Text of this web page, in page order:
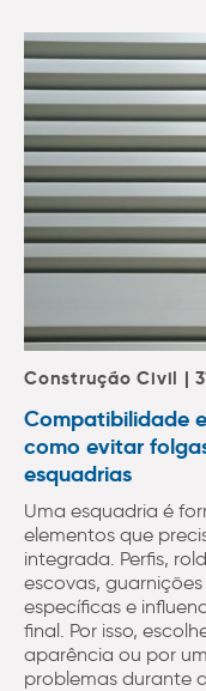
Construção Civil |
Compatibilidade
como evitar
esquadrias
Uma esquadria é
elementos que
integrada. Perfis,
escovas,
específicas e
final. Por isso,
aparência ou por
problemas durante